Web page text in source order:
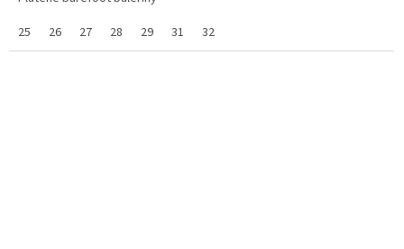
25
26 27 28 29 31 32